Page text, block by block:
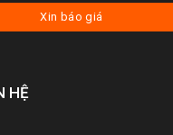
Xin báo giá
HỆ